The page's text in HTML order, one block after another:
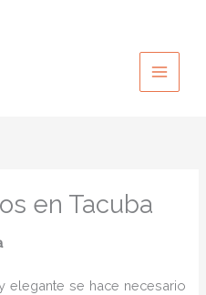
en Tacuba
elegante se hace necesario